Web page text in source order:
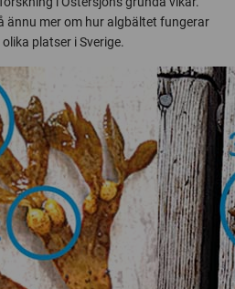
ännu mer om hur algbältet fungerar
platser i Sverige.